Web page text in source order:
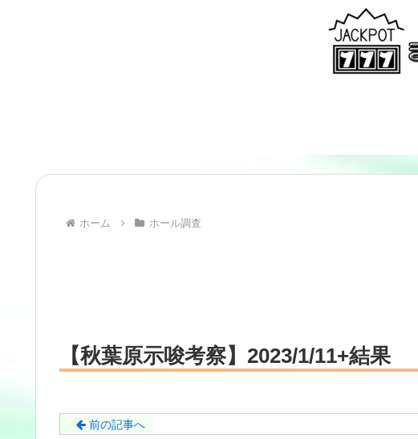
ホーム ホール調査
【秋葉原示唆考察】2023/1/11+結果
前の記事へ